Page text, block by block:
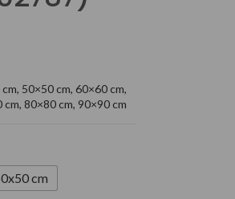
, 50×50 cm, 60×60 cm,
cm, 80×80 cm, 90×90 cm
cm